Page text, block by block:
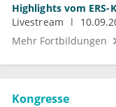
Highlights vom ERS-
Livestream
Mehr Fortbildungen
Kongresse